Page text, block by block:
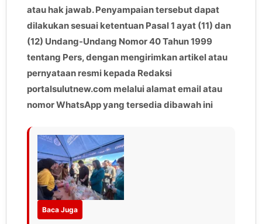
atau hak jawab. Penyampaian tersebut dapat
dilakukan sesuai ketentuan Pasal 1 ayat (11) dan
(12) Undang-Undang Nomor 40 Tahun 1999
tentang Pers, dengan mengirimkan artikel atau
pernyataan resmi kepada Redaksi
portalsulutnew.com melalui alamat email atau
nomor WhatsApp yang tersedia dibawah ini
Baca Juga